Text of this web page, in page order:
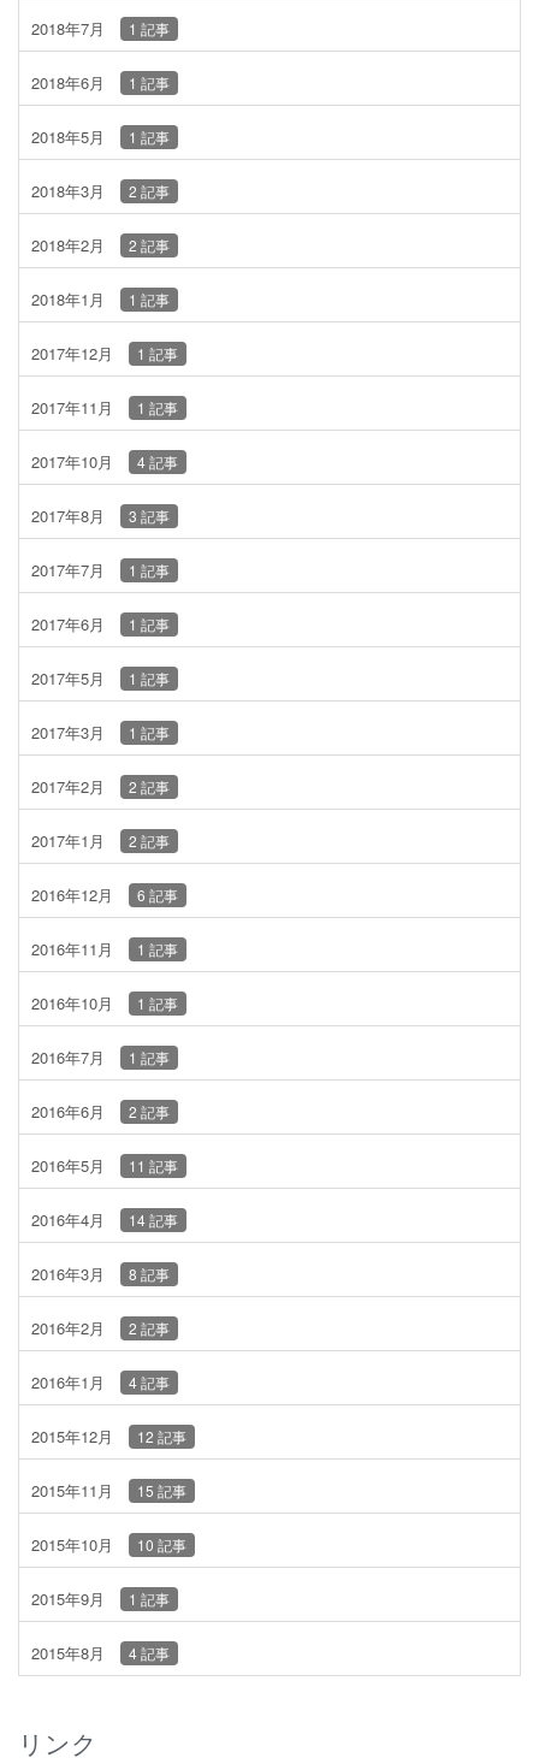
2018年7月 1 記事
2018年6月 1 記事
2018年5月 1 記事
2018年3月 2 記事
2018年2月 2 記事
2018年1月 1 記事
2017年12月 1 記事
2017年11月 1 記事
2017年10月 4 記事
2017年8月 3 記事
2017年7月 1 記事
2017年6月 1 記事
2017年5月 1 記事
2017年3月 1 記事
2017年2月 2 記事
2017年1月 2 記事
2016年12月 6 記事
2016年11月 1 記事
2016年10月 1 記事
2016年7月 1 記事
2016年6月 2 記事
2016年5月 11 記事
2016年4月 14 記事
2016年3月 8 記事
2016年2月 2 記事
2016年1月 4 記事
2015年12月 12 記事
2015年11月 15 記事
2015年10月 10 記事
2015年9月 1 記事
2015年8月 4 記事
リンク